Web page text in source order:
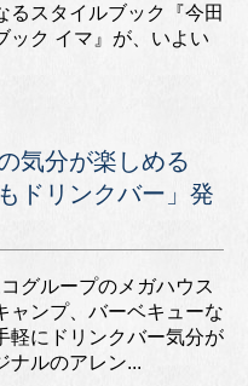
るスタイルブック『今田
ック イマ』が、いよい
気分が楽しめる
ドリンクバー」発
グループのメガハウス
ャンプ、バーベキューな
軽にドリンクバー気分が
ナルのアレン...